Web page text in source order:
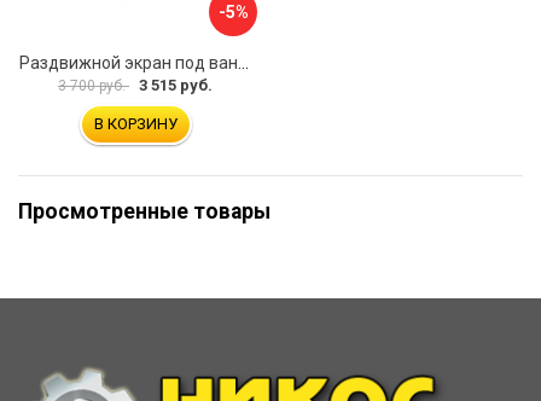
-5%
3 700 руб. 3 515 руб.
В КОРЗИНУ
Просмотренные товары